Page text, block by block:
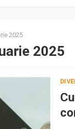
2025
2025